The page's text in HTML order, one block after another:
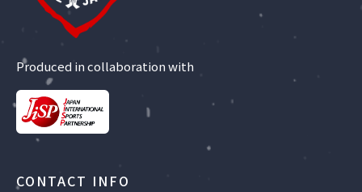
Produced in collaboration with
CONTACT INFO